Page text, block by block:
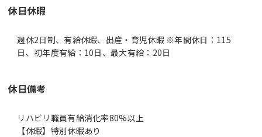
休日休暇
週休2日制、有給休暇、出産・育児休暇 ※年間休日：115
日、初年度有給：10日、最大有給：20日
休日備考
リハビリ職員有給消化率80%以上
【休暇】特別休暇あり